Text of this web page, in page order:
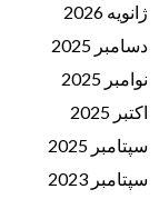
ژانویه 2026
دسامبر 2025
نوامبر 2025
اکتبر 2025
سپتامبر 2025
سپتامبر 2023